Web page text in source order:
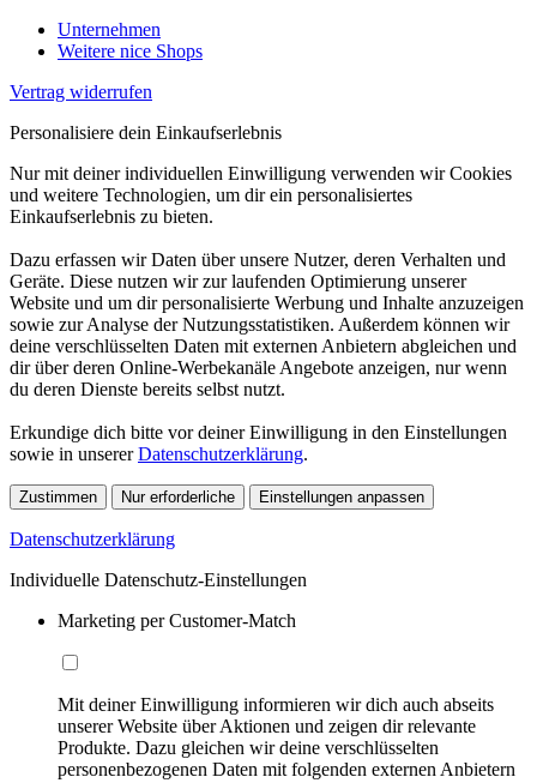
Unternehmen
Weitere nice Shops
Vertrag widerrufen
Personalisiere dein Einkaufserlebnis
Nur mit deiner individuellen Einwilligung verwenden wir Cookies
und weitere Technologien, um dir ein personalisiertes
Einkaufserlebnis zu bieten.
Dazu erfassen wir Daten über unsere Nutzer, deren Verhalten und
Geräte. Diese nutzen wir zur laufenden Optimierung unserer
Website und um dir personalisierte Werbung und Inhalte anzuzeigen
sowie zur Analyse der Nutzungsstatistiken. Außerdem können wir
deine verschlüsselten Daten mit externen Anbietern abgleichen und
dir über deren Online-Werbekanäle Angebote anzeigen, nur wenn
du deren Dienste bereits selbst nutzt.
Erkundige dich bitte vor deiner Einwilligung in den Einstellungen
sowie in unsererDatenschutzerklärung.
Zustimmen Nur erforderliche Einstellungen anpassen
Datenschutzerklärung
Individuelle Datenschutz-Einstellungen
Marketing per Customer-Match
Mit deiner Einwilligung informieren wir dich auch abseits
unserer Website über Aktionen und zeigen dir relevante
Produkte. Dazu gleichen wir deine verschlüsselten
personenbezogenen Daten mit folgenden externen Anbietern